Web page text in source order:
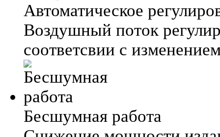
Автоматическое
Воздушный поток
соответсвии с
Бесшумная работа